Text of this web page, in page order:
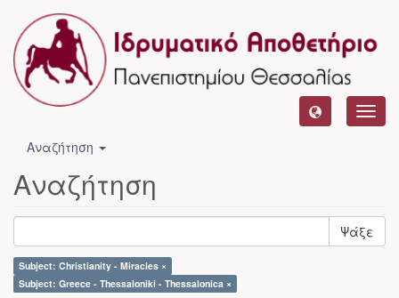
Αναζήτηση
Αναζήτηση
Ψάξε
Subject: Christianity - Miracles ×
Subject: Greece - Thessaloniki - Thessalonica ×